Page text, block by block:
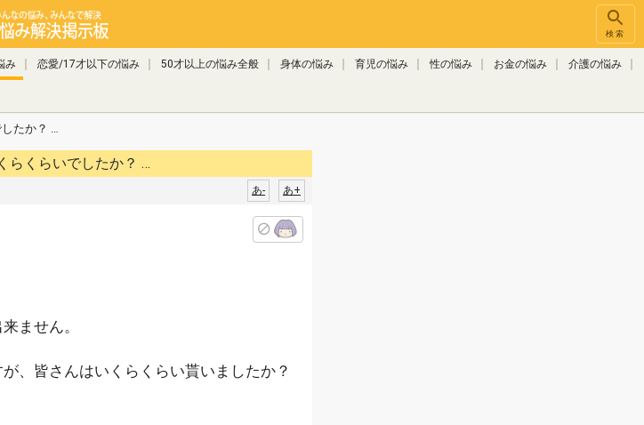
検索
み 恋愛/17才以下の悩み 50才以上の悩み全般 身体の悩み 育児の悩み 性の悩み お金の悩み 介護の悩み
たか？ …
参考にしたいのですが、、 祖父母からの結婚祝いっていくらくらいでしたか？ …
あ+
あ-
ません。
、皆さんはいくらくらい貰いましたか？